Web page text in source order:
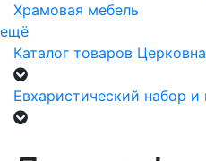
Храмовая мебель
ещё
Каталог товаров
Евхаристический набор